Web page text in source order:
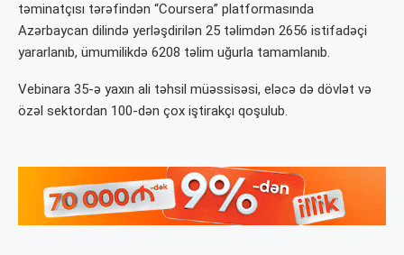
təminatçısı tərəfindən “Coursera” platformasında
Azərbaycan dilində yerləşdirilən 25 təlimdən 2656 istifadəçi
yararlanıb, ümumilikdə 6208 təlim uğurla tamamlanıb.
Vebinara 35-ə yaxın ali təhsil müəssisəsi, eləcə də dövlət və
özəl sektordan 100-dən çox iştirakçı qoşulub.